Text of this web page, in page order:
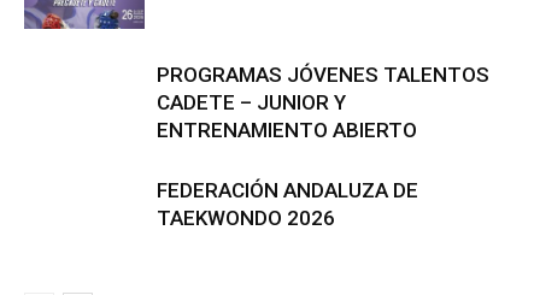
PROGRAMAS JÓVENES TALENTOS
CADETE – JUNIOR Y
ENTRENAMIENTO ABIERTO
FEDERACIÓN ANDALUZA DE
TAEKWONDO 2026